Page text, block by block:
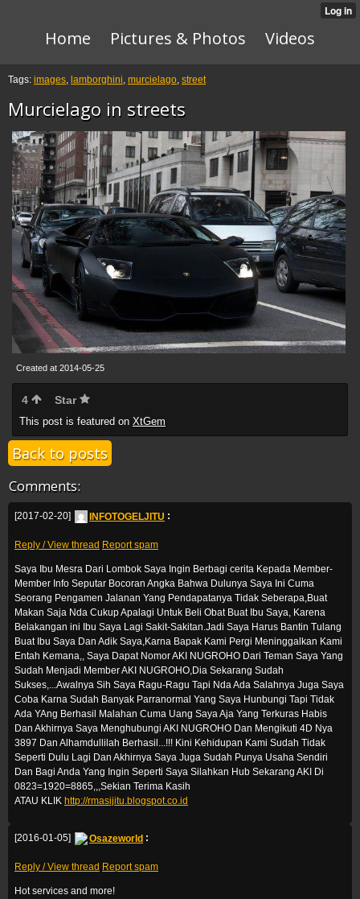
Home Pictures & Photos Videos
Tags: images, lamborghini, murcielago, street
Murcielago in streets
Created at 2014-05-25
4 Star
This post is featured on XtGem
Back to posts
Comments:
[2017-02-20] INFOTOGELJITU :
Reply / View thread Report spam
Saya Ibu Mesra Dari Lombok Saya Ingin Berbagi cerita Kepada Member-
Member Info Seputar Bocoran Angka Bahwa Dulunya Saya Ini Cuma
Seorang Pengamen Jalanan Yang Pendapatanya Tidak Seberapa,Buat
Makan Saja Nda Cukup Apalagi Untuk Beli Obat Buat Ibu Saya, Karena
Belakangan ini Ibu Saya Lagi Sakit-Sakitan.Jadi Saya Harus Bantin Tulang
Buat Ibu Saya Dan Adik Saya,Karna Bapak Kami Pergi Meninggalkan Kami
Entah Kemana,, Saya Dapat Nomor AKI NUGROHO Dari Teman Saya Yang
Sudah Menjadi Member AKI NUGROHO,Dia Sekarang Sudah
Sukses,...Awalnya Sih Saya Ragu-Ragu Tapi Nda Ada Salahnya Juga Saya
Coba Karna Sudah Banyak Parranormal Yang Saya Hunbungi Tapi Tidak
Ada YAng Berhasil Malahan Cuma Uang Saya Aja Yang Terkuras Habis
Dan Akhirnya Saya Menghubungi AKI NUGROHO Dan Mengikuti 4D Nya
3897 Dan Alhamdullilah Berhasil...!!! Kini Kehidupan Kami Sudah Tidak
Seperti Dulu Lagi Dan Akhirnya Saya Juga Sudah Punya Usaha Sendiri
Dan Bagi Anda Yang Ingin Seperti Saya Silahkan Hub Sekarang AKI Di
0823=1920=8865,,,Sekian Terima Kasih
ATAU KLIK http://rmasijitu.blogspot.co.id
[2016-01-05] Osazeworld :
Reply / View thread Report spam
Hot services and more!